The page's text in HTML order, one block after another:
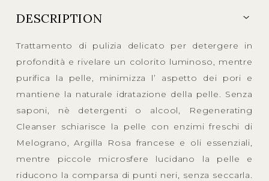
DESCRIPTION
Trattamento di pulizia delicato per detergere in
profondità e rivelare un colorito luminoso, mentre
purifica la pelle, minimizza l’ aspetto dei pori e
mantiene la naturale idratazione della pelle. Senza
saponi, nè detergenti o alcool, Regenerating
Cleanser schiarisce la pelle con enzimi freschi di
Melograno, Argilla Rosa francese e oli essenziali,
mentre piccole microsfere lucidano la pelle e
riducono la comparsa di punti neri, senza seccarla.